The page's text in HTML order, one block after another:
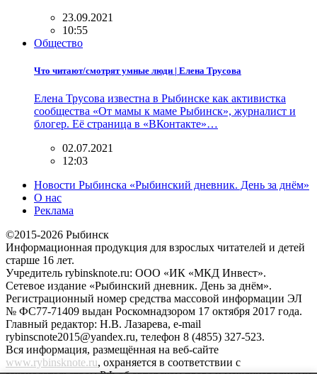
23.09.2021
10:55
Общество
Что читают/смотрят умные люди | Елена Трусова
Елена Трусова известна в Рыбинске как активистка
сообщества «От мамы к маме Рыбинск», журналист и
блогер. Её страница в «ВКонтакте»…
02.07.2021
12:03
Новости Рыбинска «Рыбинский дневник. День за днём»
О нас
Реклама
©2015-2026 Рыбинск
Информационная продукция для взрослых читателей и детей
старше 16 лет.
Учредитель rybinsknote.ru: ООО «ИК «МКД Инвест».
Сетевое издание «Рыбинский дневник. День за днём».
Регистрационный номер средства массовой информации ЭЛ
№ ФС77-71409 выдан Роскомнадзором 17 октября 2017 года.
Главный редактор: Н.В. Лазарева, e-mail
rybinscnote2015@yandex.ru, телефон 8 (4855) 327-523.
Вся информация, размещённая на веб-сайте
www.rybinsknote.ru, охраняется в соответствии с